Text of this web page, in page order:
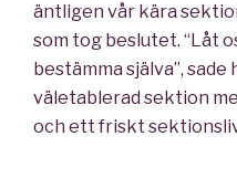
äntligen vår kära
som tog beslutet. “Låt
bestämma själva”, sade
väletablerad sektion
och ett friskt